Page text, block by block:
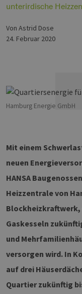
unterirdische
Hamburg Energie GmbH
Mit einem
neuen
HANSA
Heizzentrale von
Blockheizkraftwerk,
Gaskesseln
und
versorgen wird. In
auf drei
Quartier zukünftig
von Astrid Dose
24. Februar 2020